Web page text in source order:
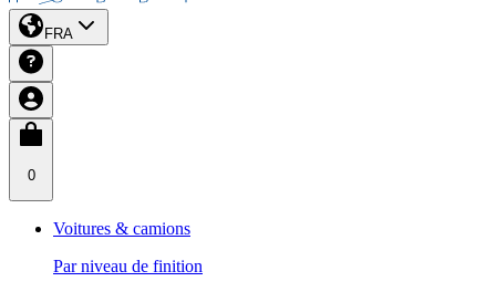
FRA
0
Voitures & camions
Par niveau de finition